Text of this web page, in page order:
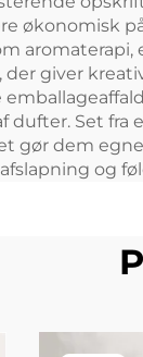
Diffuser
økonomisk
giver
Set
gør dem
og